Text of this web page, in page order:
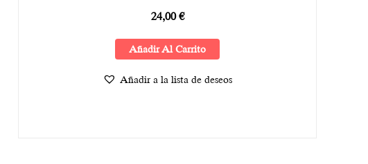
24,00€
Añadir Al Carrito
Añadir a la lista de deseos